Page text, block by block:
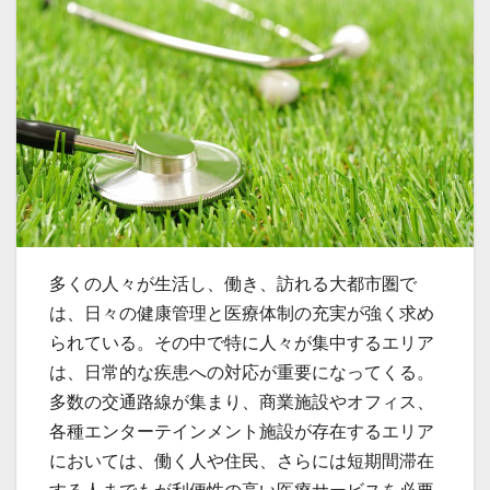
多くの人々が生活し、働き、訪れる大都市圏で
は、日々の健康管理と医療体制の充実が強く求め
られている。 その中で特に人々が集中するエリア
は、日常的な疾患への対応が重要になってくる。
多数の交通路線が集まり、商業施設やオフィス、
各種エンターテインメント施設が存在するエリア
においては、働く人や住民、さらには短期間滞在